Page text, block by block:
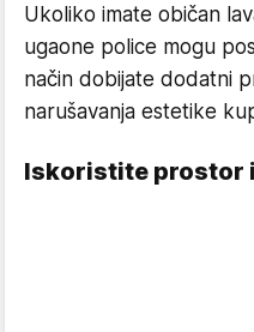
Ukoliko imate običan
ugaone police mogu
način dobijate dodatni
narušavanja estetike
Iskoristite prostor